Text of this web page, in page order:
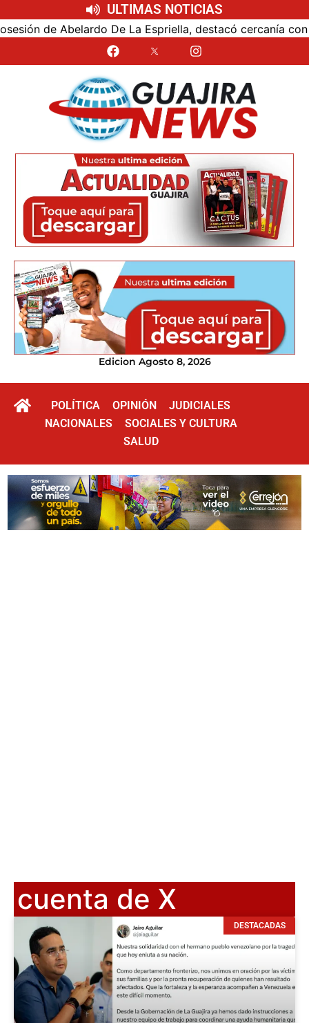
ULTIMAS NOTICIAS
de Abelardo De La Espriella, destacó cercanía con el
Edicion Agosto 8, 2026
POLÍTICA OPINIÓN
JUDICIALES
NACIONALES
SOCIALES Y CULTURA
SALUD
cuenta de X
DESTACADAS